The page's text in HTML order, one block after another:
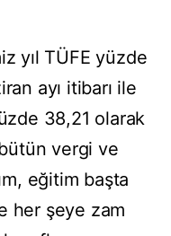
yıl TÜFE yüzde
ayı itibarı ile
38,21 olarak
bütün vergi ve
eğitim başta
her şeye zam